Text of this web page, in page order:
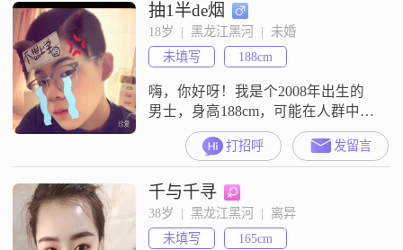
单生活也有它的美好##3002##我学
历不高，只有高中及以下，但我相
信，生活中的智慧和经验比书本上
的知识更重要##3002##我是个真诚
可靠的人，对
抽1半de烟
18岁  |  黑龙江黑河  |  未婚
未填写
188cm
嗨，你好呀！我是个2008年出生的
男士，身高188cm，可能在人群中比
较显眼##3002##我现在在黑河工
作，收入嘛，每月3000元以下，虽
然不算多，但也能满足基本的生活
需求##3002##我学历是中专，可能
不是特别高，但我相信能力比学历
更重要##3002##我性格比较外向，
打招呼 发留言
千与千寻
38岁  |  黑龙江黑河  |  离异
未填写
165cm